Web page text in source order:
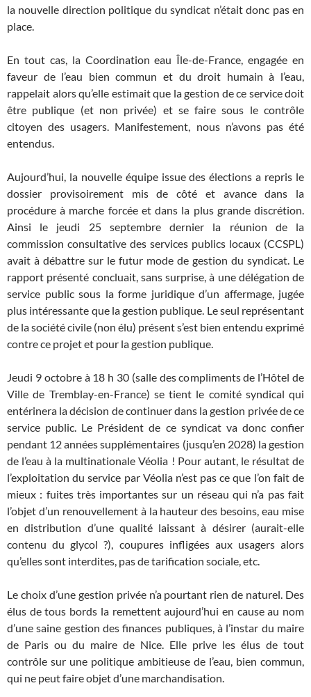
la nouvelle direction politique du syndicat n’était donc pas en
place.
En tout cas, la Coordination eau Île-de-France, engagée en
faveur de l’eau bien commun et du droit humain à l’eau,
rappelait alors qu’elle estimait que la gestion de ce service doit
être publique (et non privée) et se faire sous le contrôle
citoyen des usagers. Manifestement, nous n’avons pas été
entendus.
Aujourd’hui, la nouvelle équipe issue des élections a repris le
dossier provisoirement mis de côté et avance dans la
procédure à marche forcée et dans la plus grande discrétion.
Ainsi le jeudi 25 septembre dernier la réunion de la
commission consultative des services publics locaux (CCSPL)
avait à débattre sur le futur mode de gestion du syndicat. Le
rapport présenté concluait, sans surprise, à une délégation de
service public sous la forme juridique d’un affermage, jugée
plus intéressante que la gestion publique. Le seul représentant
de la société civile (non élu) présent s’est bien entendu exprimé
contre ce projet et pour la gestion publique.
Jeudi 9 octobre à 18 h 30 (salle des compliments de l’Hôtel de
Ville de Tremblay-en-France) se tient le comité syndical qui
entérinera la décision de continuer dans la gestion privée de ce
service public. Le Président de ce syndicat va donc confier
pendant 12 années supplémentaires (jusqu’en 2028) la gestion
de l’eau à la multinationale Véolia ! Pour autant, le résultat de
l’exploitation du service par Véolia n’est pas ce que l’on fait de
mieux : fuites très importantes sur un réseau qui n’a pas fait
l’objet d’un renouvellement à la hauteur des besoins, eau mise
en distribution d’une qualité laissant à désirer (aurait-elle
contenu du glycol ?), coupures infligées aux usagers alors
qu’elles sont interdites, pas de tarification sociale, etc.
Le choix d’une gestion privée n’a pourtant rien de naturel. Des
élus de tous bords la remettent aujourd’hui en cause au nom
d’une saine gestion des finances publiques, à l’instar du maire
de Paris ou du maire de Nice. Elle prive les élus de tout
contrôle sur une politique ambitieuse de l’eau, bien commun,
qui ne peut faire objet d’une marchandisation.